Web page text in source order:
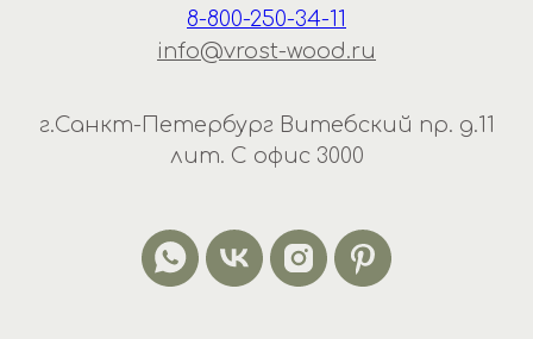
8-800-250-34-11
info@vrost-wood.ru
г.Санкт-Петербург Витебский пр. д.11
лит. С офис 3000